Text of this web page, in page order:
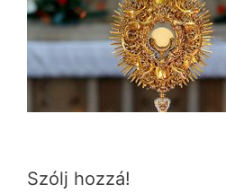
Szólj hozzá!